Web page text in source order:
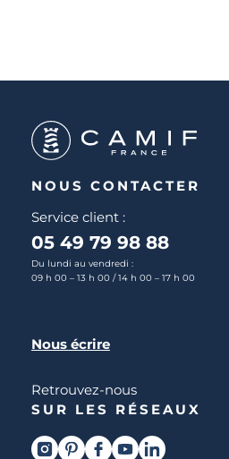
NOUS CONTACTER
Service client :
05 49 79 98 88
Du lundi au vendredi :
09 h 00 – 13 h 00 / 14 h 00 – 17 h 00
Nous écrire
Retrouvez-nous
SUR LES RÉSEAUX